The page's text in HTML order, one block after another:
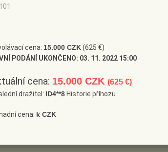
cena: 15.000 CZK(625 €)
PODÁNÍ UKONČENO: 03. 11. 2022 15:00
cena: 15.000 CZK (625 €)
dražitel: ID4**8 Historie příhozu
cena: k CZK